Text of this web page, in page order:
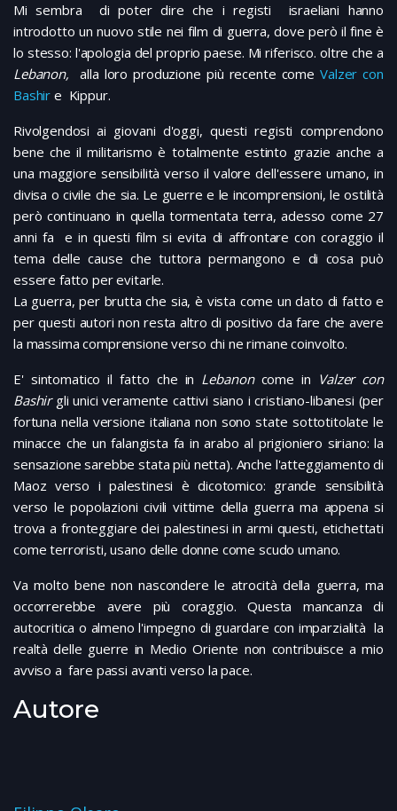
Mi sembra di poter dire che i registi israeliani hanno
introdotto un nuovo stile nei film di guerra, dove però il fine è
lo stesso: l'apologia del proprio paese. Mi riferisco. oltre che a
Lebanon, alla loro produzione più recente comeValzer con
Bashir e Kippur.
Rivolgendosi ai giovani d'oggi, questi registi comprendono
bene che il militarismo è totalmente estinto grazie anche a
una maggiore sensibilità verso il valore dell'essere umano, in
divisa o civile che sia. Le guerre e le incomprensioni, le ostilità
però continuano in quella tormentata terra, adesso come 27
anni fa e in questi film si evita di affrontare con coraggio il
tema delle cause che tuttora permangono e di cosa può
essere fatto per evitarle.
La guerra, per brutta che sia, è vista come un dato di fatto e
per questi autori non resta altro di positivo da fare che avere
la massima comprensione verso chi ne rimane coinvolto.
E' sintomatico il fatto che in Lebanoncome in Valzer con
Bashirgli unici veramente cattivi siano i cristiano-libanesi (per
fortuna nella versione italiana non sono state sottotitolate le
minacce che un falangista fa in arabo al prigioniero siriano: la
sensazione sarebbe stata più netta). Anche l'atteggiamento di
Maoz verso i palestinesi è dicotomico: grande sensibilità
verso le popolazioni civili vittime della guerra ma appena si
trova a fronteggiare dei palestinesi in armi questi, etichettati
come terroristi, usano delle donne come scudo umano.
Va molto bene non nascondere le atrocità della guerra, ma
occorrerebbe avere più coraggio. Questa mancanza di
autocritica o almeno l'impegno di guardare con imparzialità la
realtà delle guerre in Medio Oriente non contribuisce a mio
avviso a fare passi avanti verso la pace.
Autore